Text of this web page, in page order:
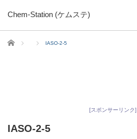
Chem-Station (ケムステ)
ホーム IASO-2-5
[スポンサーリンク]
IASO-2-5